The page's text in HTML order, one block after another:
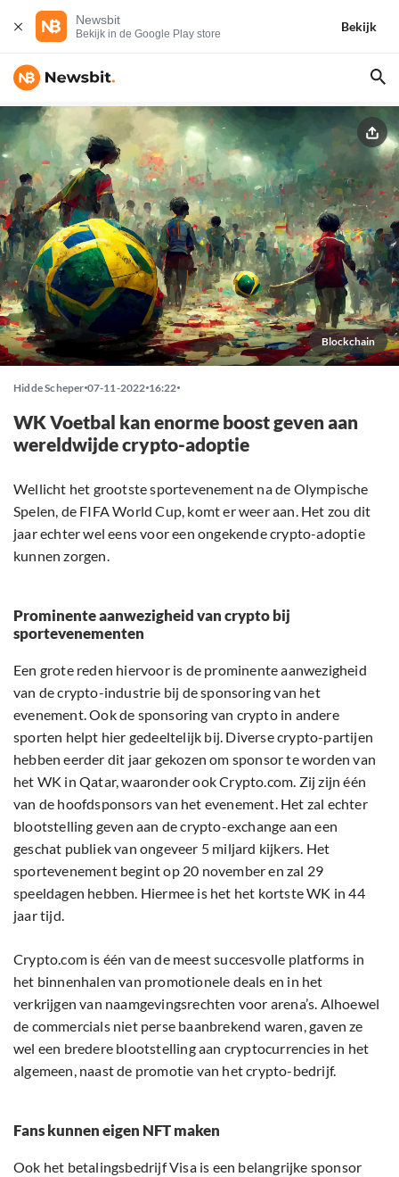
Newsbit
Bekijk in de Google Play store
Bekijk
Blockchain
Hidde Scheper 07-11-2022 16:22
WK Voetbal kan enorme boost geven aan
wereldwijde crypto-adoptie
Wellicht het grootste sportevenement na de Olympische
Spelen, de FIFA World Cup, komt er weer aan. Het zou dit
jaar echter wel eens voor een ongekende crypto-adoptie
kunnen zorgen.
Prominente aanwezigheid van crypto bij
sportevenementen
Een grote reden hiervoor is de prominente aanwezigheid
van de crypto-industrie bij de sponsoring van het
evenement. Ook de sponsoring van crypto in andere
sporten helpt hier gedeeltelijk bij. Diverse crypto-partijen
hebben eerder dit jaar gekozen om sponsor te worden van
het WK in Qatar, waaronder ook Crypto.com. Zij zijn één
van de hoofdsponsors van het evenement. Het zal echter
blootstelling geven aan de crypto-exchange aan een
geschat publiek van ongeveer 5 miljard kijkers. Het
sportevenement begint op 20 november en zal 29
speeldagen hebben. Hiermee is het het kortste WK in 44
jaar tijd.
Crypto.com is één van de meest succesvolle platforms in
het binnenhalen van promotionele deals en in het
verkrijgen van naamgevingsrechten voor arena’s. Alhoewel
de commercials niet perse baanbrekend waren, gaven ze
wel een bredere blootstelling aan cryptocurrencies in het
algemeen, naast de promotie van het crypto-bedrijf.
Fans kunnen eigen NFT maken
Ook het betalingsbedrijf Visa is een belangrijke sponsor